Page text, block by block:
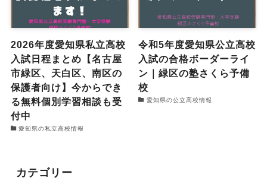
2026年度愛知県私立高校
入試日程まとめ【名古屋
市緑区、天白区、南区の
保護者向け】今からでき
る無料個別学習相談も受
付中
愛知県の私立高校情報
令和5年度愛知県公立高校
入試の合格ボーダーライ
ン｜緑区の塾さくら予備
校
愛知県の公立高校情報
カテゴリー